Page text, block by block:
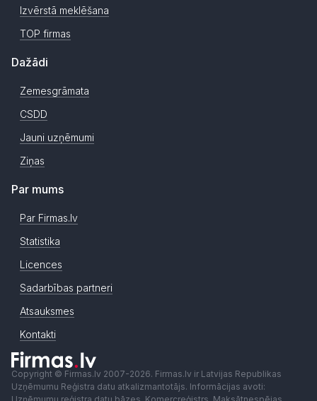
Izvērstā meklēšana
TOP firmas
Dažādi
Zemesgrāmata
CSDD
Jauni uzņēmumi
Ziņas
Par mums
Par Firmas.lv
Statistika
Licences
Sadarbības partneri
Atsauksmes
Kontakti
Copyright © Firmas.lv 2007-2026. Firmas.lv ir Latvijas Republikas
Uzņēmumu Reģistra datu atkalizmantotājs. Informācijas avoti: